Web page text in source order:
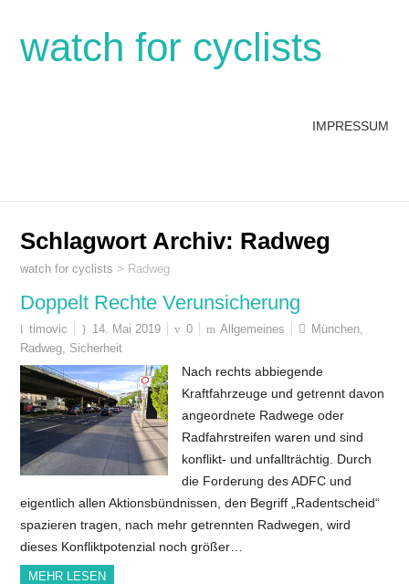
watch for cyclists
IMPRESSUM
Schlagwort Archiv: Radweg
watch for cyclists > Radweg
Doppelt Rechte Verunsicherung
timovic 14. Mai 2019 0 Allgemeines München,
Radweg, Sicherheit
Nach rechts abbiegende
Kraftfahrzeuge und getrennt davon
angeordnete Radwege oder
Radfahrstreifen waren und sind
konflikt- und unfallträchtig. Durch
die Forderung des ADFC und
eigentlich allen Aktionsbündnissen, den Begriff „Radentscheid“
spazieren tragen, nach mehr getrennten Radwegen, wird
dieses Konfliktpotenzial noch größer…
MEHR LESEN